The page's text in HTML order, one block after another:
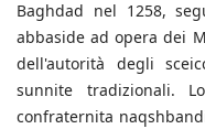
Baghdad nel 1258,
abbaside ad opera dei
dell'autorità degli
sunnite tradizionali.
confraternita